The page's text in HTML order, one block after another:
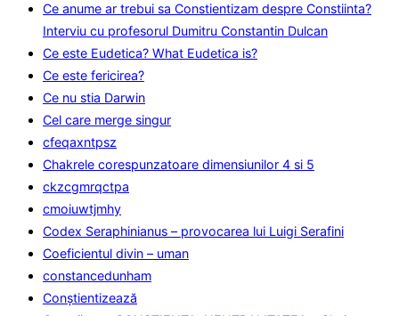
Ce anume ar trebui sa Constientizam despre Constiinta?
Interviu cu profesorul Dumitru Constantin Dulcan
Ce este Eudetica? What Eudetica is?
Ce este fericirea?
Ce nu stia Darwin
Cel care merge singur
cfeqaxntpsz
Chakrele corespunzatoare dimensiunilor 4 si 5
ckzcgmrqctpa
cmoiuwtjmhy
Codex Seraphinianus – provocarea lui Luigi Serafini
Coeficientul divin – uman
constancedunham
Conştientizează